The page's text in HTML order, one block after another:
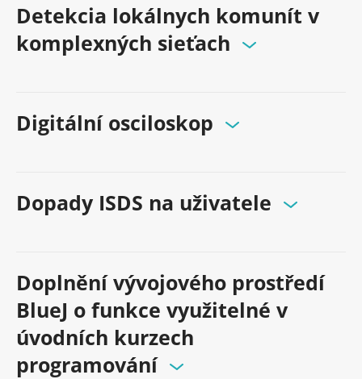
Detekcia lokálnych komunít v
komplexných sieťach
Digitální osciloskop
Dopady ISDS na uživatele
Doplnění vývojového prostředí
BlueJ o funkce využitelné v
úvodních kurzech
programování